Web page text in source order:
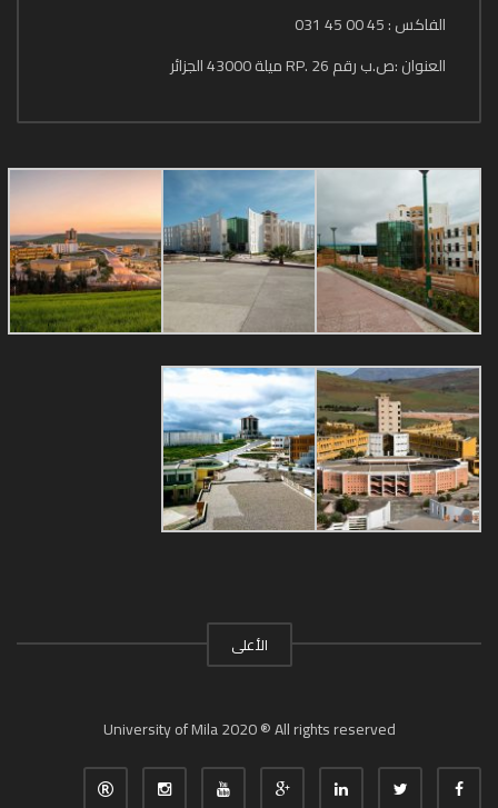
الفاكس : 45 00 45 031
العنوان :ص.ب رقم 26 .RP ميلة 43000 الجزائر
الأعلى
University of Mila 2020 ® All rights reserved